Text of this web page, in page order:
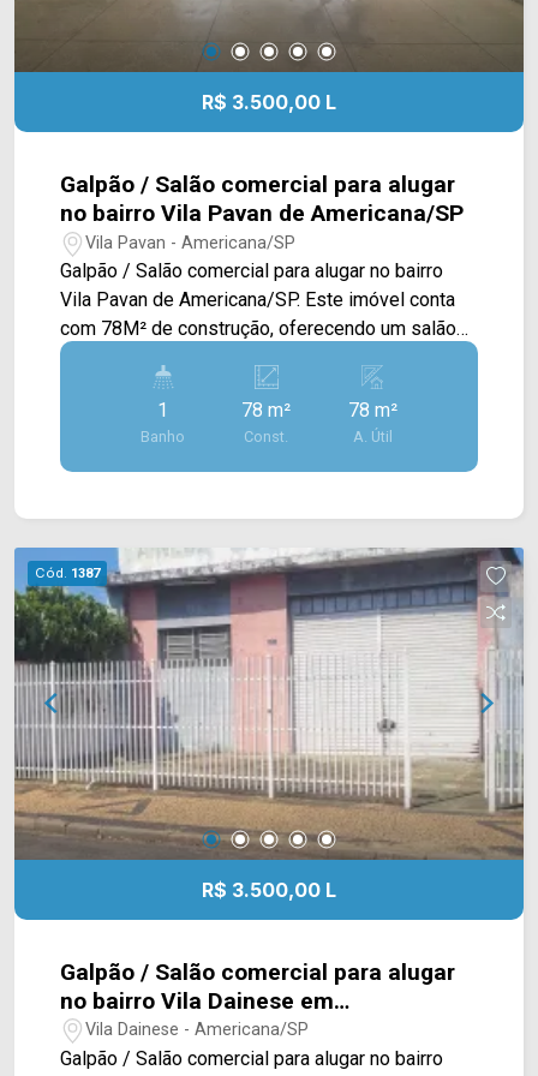
R$ 3.500,00 L
Galpão / Salão comercial para alugar
no bairro Vila Pavan de Americana/SP
Vila Pavan - Americana/SP
Galpão / Salão comercial para alugar no bairro
Vila Pavan de Americana/SP. Este imóvel conta
com 78M² de construção, oferecendo um salão
amplo com acabamento em piso frio. > 02
Rua Gonçalves Dias, Rua Florindo Cibin, Rua Dom
Bosco e Av. Brasil. Esta região conta com
Domino`s Pizza, farmácias, clínicas, restaurantes
WhatsApp e Telefone: (19) 3475-4546 ARBIX
IMÓVEIS - Presente em cada mudança!
1
Banho
78 m²
Const.
78 m²
A. Útil
Cód. 1387
R$ 3.500,00 L
Galpão / Salão comercial para alugar
no bairro Vila Dainese em
Americana/SP
Vila Dainese - Americana/SP
Galpão / Salão comercial para alugar no bairro